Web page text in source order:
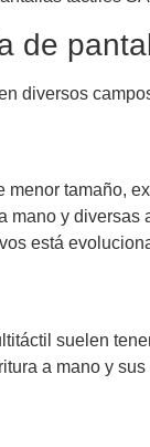
de
diversos
tamaño,
mano y
está
suelen
a mano y